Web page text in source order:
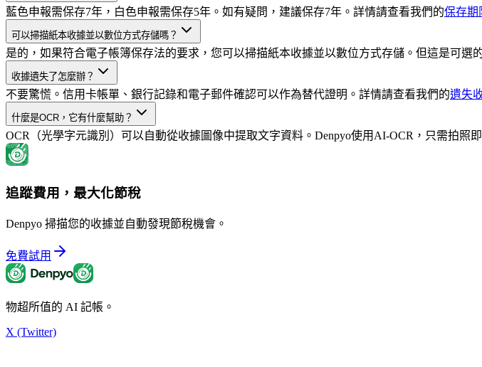
藍色申報需保存7年，白色申報需保存5年。如有疑問，建議保存7年。詳情請查看我們的保存期
可以掃描紙本收據並以數位方式存儲嗎？
是的，如果符合電子帳簿保存法的要求，您可以掃描紙本收據並以數位方式存儲。但這是可選
收據遺失了怎麼辦？
不要驚慌。信用卡帳單、銀行記錄和電子郵件確認可以作為替代證明。詳情請查看我們的遺失
什麼是OCR，它有什麼幫助？
OCR（光學字元識別）可以自動從收據圖像中提取文字資料。Denpyo使用AI-OCR，只需拍照
追蹤費用，最大化節稅
Denpyo 掃描您的收據並自動發現節稅機會。
免費試用
物超所值的 AI 記帳。
X (Twitter)